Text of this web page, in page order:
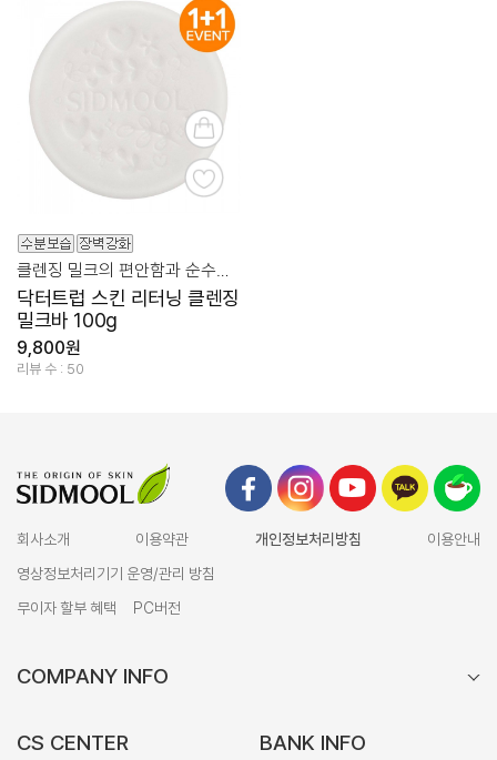
닥터트럽 스킨 리터닝 클렌징
밀크바 100g
9,800원
리뷰 수 : 50
회사소개 이용약관 개인정보처리방침
이용안내
영상정보처리기기 운영/관리 방침
무이자 할부 혜택
PC버전
COMPANY INFO
CS CENTER BANK INFO